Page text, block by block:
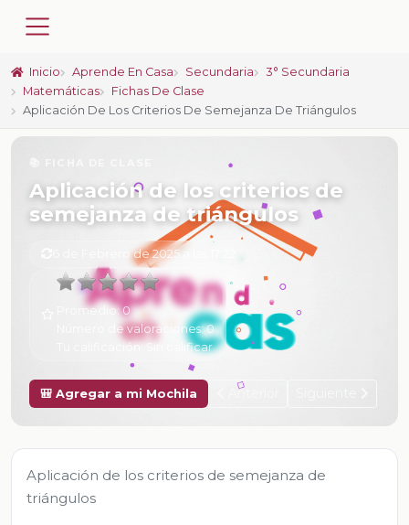
Inicio Aprende En Casa Secundaria
3° Secundaria
Matemáticas
Fichas De Clase
Aplicación De Los Criterios De Semejanza De Triángulos
Aplicación de los criterios de
semejanza de triángulos
6 de Febrero de 2025 a las 17:22
Promedio:0
Número de valoraciones:0
Tu calificación: Sin calificar
🎒 Agregar a mi Mochila Anterior
Aplicación de los criterios de semejanza de
triángulos